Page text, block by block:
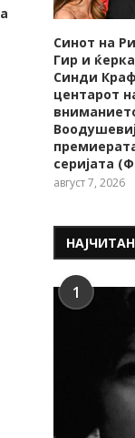
Загина 22-
Синот на
Гир и
Синди
центарот
серијата
август 7, 2026
1